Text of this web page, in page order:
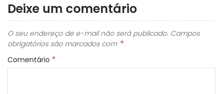
Deixe um comentário
O seu endereço de e-mail não será publicado. Campos
obrigatórios são marcados com *
Comentário *